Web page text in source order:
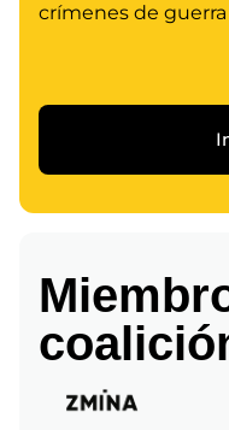
crímenes de guerra